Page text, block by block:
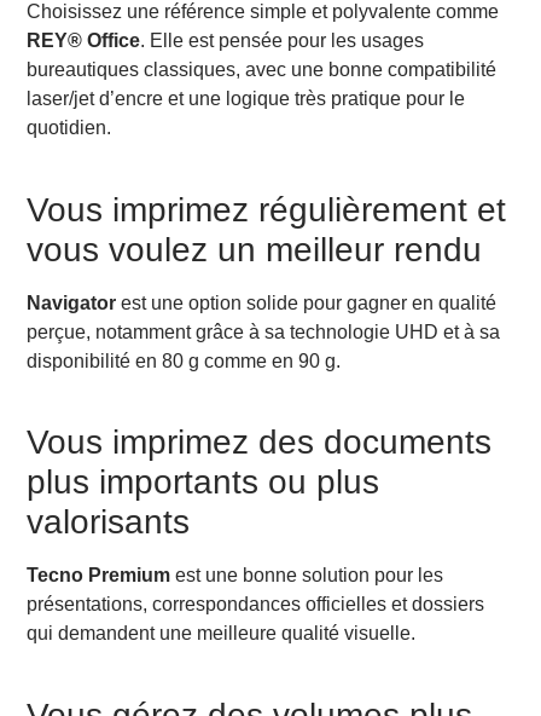
Choisissez une référence simple et polyvalente comme
REY® Office. Elle est pensée pour les usages
bureautiques classiques, avec une bonne compatibilité
laser/jet d’encre et une logique très pratique pour le
quotidien.
Vous imprimez régulièrement et
vous voulez un meilleur rendu
Navigator est une option solide pour gagner en qualité
perçue, notamment grâce à sa technologie UHD et à sa
disponibilité en 80 g comme en 90 g.
Vous imprimez des documents
plus importants ou plus
valorisants
Tecno Premium est une bonne solution pour les
présentations, correspondances officielles et dossiers
qui demandent une meilleure qualité visuelle.